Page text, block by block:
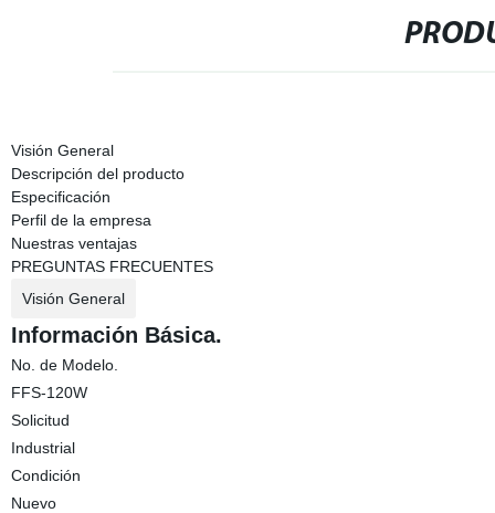
Visión General
Descripción del producto
Especificación
Perfil de la empresa
Nuestras ventajas
PREGUNTAS FRECUENTES
Visión General
Información Básica.
No. de Modelo.
FFS-120W
Solicitud
Industrial
Condición
Nuevo